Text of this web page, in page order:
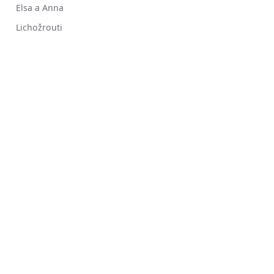
Elsa a Anna
Lichožrouti